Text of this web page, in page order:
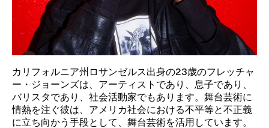
カリフォルニア州ロサンゼルス出身の23歳のフレッチャ
ー・ジョーンズは、アーティストであり、息子であり、
バリスタであり、社会活動家でもあります。舞台芸術に
情熱を注ぐ彼は、アメリカ社会における不平等と不正義
に立ち向かう手段として、舞台芸術を活用しています。